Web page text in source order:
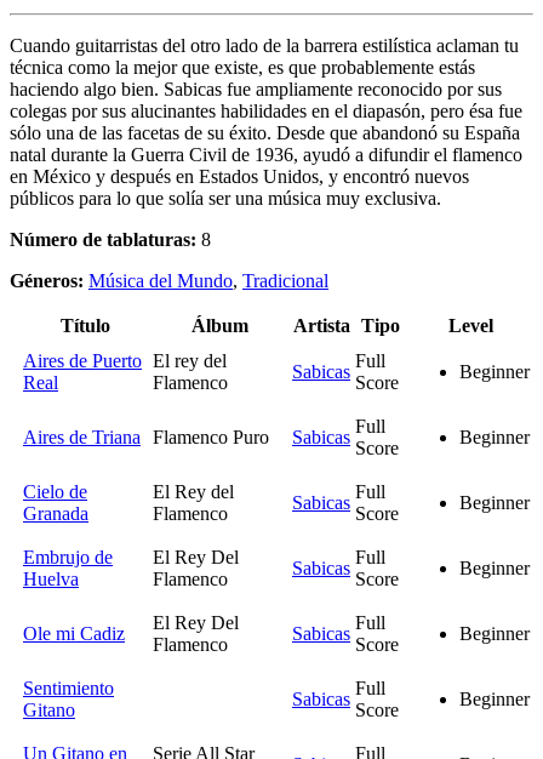
Cuando guitarristas del otro lado de la barrera estilística aclaman tu
técnica como la mejor que existe, es que probablemente estás
haciendo algo bien. Sabicas fue ampliamente reconocido por sus
colegas por sus alucinantes habilidades en el diapasón, pero ésa fue
sólo una de las facetas de su éxito. Desde que abandonó su España
natal durante la Guerra Civil de 1936, ayudó a difundir el flamenco
en México y después en Estados Unidos, y encontró nuevos
públicos para lo que solía ser una música muy exclusiva.
Número de tablaturas: 8
Géneros: Música del Mundo, Tradicional
Título Álbum Artista Tipo
Level
Aires de Puerto
Real
El rey del
Flamenco
Sabicas
Full
Score
Beginner
Aires de Triana Flamenco Puro Sabicas
Full
Score
Beginner
Cielo de
Granada
El Rey del
Flamenco
Sabicas
Full
Score
Beginner
Embrujo de
Huelva
El Rey Del
Flamenco
Sabicas
Full
Score
Beginner
Ole mi Cadiz
El Rey Del
Flamenco
Sabicas
Full
Score
Beginner
Sentimiento
Gitano
Sabicas
Full
Score
Beginner
Un Gitano en
Serie All Star
Full